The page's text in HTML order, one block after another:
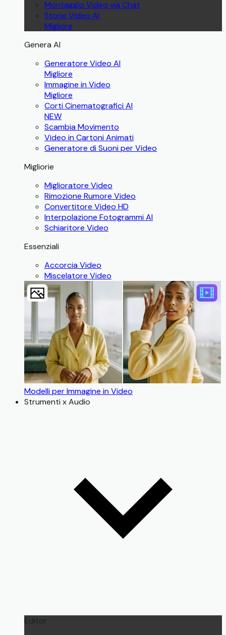
Montaggio Video via Chat
Storie Video AI
Migliore
Genera AI
Generatore Video AI
Migliore
Immagine in Video
Migliore
Corti Cinematografici AI
NEW
Scambia Movimento
Video in Cartoni Animati
Generatore di Suoni per Video
Migliorie
Miglioratore Video
Rimozione Rumore Video
Convertitore Video HD
Interpolazione Fotogrammi AI
Schiaritore Video
Essenziali
Accorcia Video
Miscelatore Video
Modelli per Immagine in Video
Strumenti x Audio
Editor